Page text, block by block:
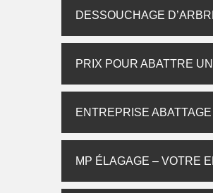
DESSOUCHAGE
PRIX POUR ABATTRE
ENTREPRISE
MP ÉLAGAGE – VOTRE